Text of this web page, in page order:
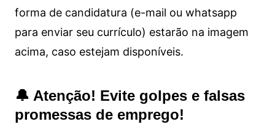
forma de candidatura (e-mail ou whatsapp
para enviar seu currículo) estarão na imagem
acima, caso estejam disponíveis.
🔔 Atenção! Evite golpes e falsas
promessas de emprego!